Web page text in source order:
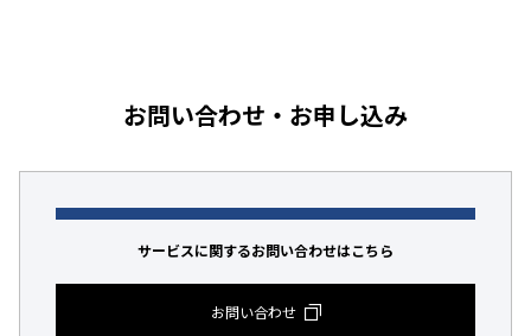
お問い合わせ・お申し込み
サービスに関するお問い合わせはこちら
お問い合わせ